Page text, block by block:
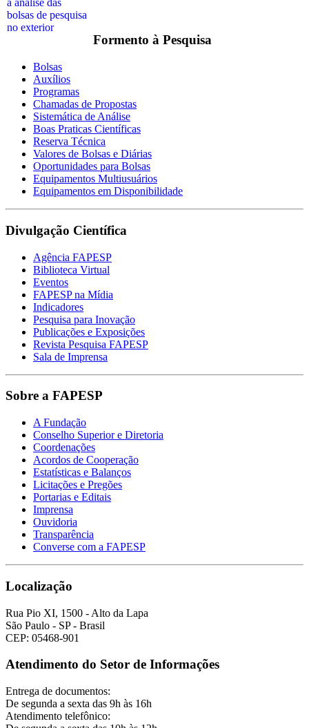
Formento à Pesquisa
Bolsas
Auxílios
Programas
Chamadas de Propostas
Sistemática de Análise
Boas Praticas Científicas
Reserva Técnica
Valores de Bolsas e Diárias
Oportunidades para Bolsas
Equipamentos Multiusuários
Equipamentos em Disponibilidade
Divulgação Científica
Agência FAPESP
Biblioteca Virtual
Eventos
FAPESP na Mídia
Indicadores
Pesquisa para Inovação
Publicações e Exposições
Revista Pesquisa FAPESP
Sala de Imprensa
Sobre a FAPESP
A Fundação
Conselho Superior e Diretoria
Coordenações
Acordos de Cooperação
Estatísticas e Balanços
Licitações e Pregões
Portarias e Editais
Imprensa
Ouvidoria
Transparência
Converse com a FAPESP
Localização
Rua Pio XI, 1500 - Alto da Lapa
São Paulo - SP - Brasil
CEP: 05468-901
Atendimento do Setor de Informações
Entrega de documentos:
De segunda a sexta das 9h às 16h
Atendimento telefônico: